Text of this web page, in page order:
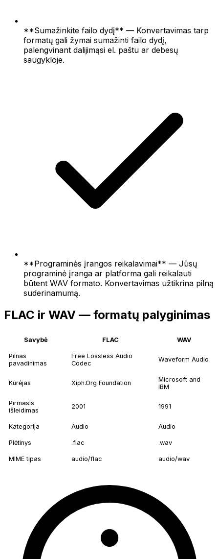
**Sumažinkite failo dydį** — Konvertavimas tarp
formatų gali žymai sumažinti failo dydį,
palengvinant dalijimąsi el. paštu ar debesų
saugykloje.
**Programinės įrangos reikalavimai** — Jūsų
programinė įranga ar platforma gali reikalauti
būtent WAV formato. Konvertavimas užtikrina pilną
suderinamumą.
FLAC ir WAV — formatų palyginimas
Savybė FLAC WAV
Pilnas
pavadinimas
Free Lossless Audio
Codec
Waveform Audio
Kūrėjas Xiph.Org Foundation
Microsoft and
IBM
Pirmasis
išleidimas
2001 1991
Kategorija Audio Audio
Plėtinys .flac .wav
MIME tipas audio/flac audio/wav